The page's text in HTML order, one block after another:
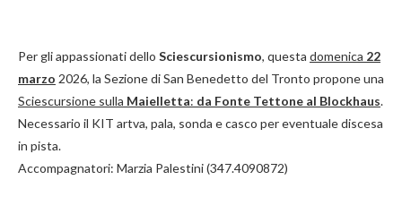
Per gli appassionati dello Sciescursionismo, questa domenica 22
marzo 2026, la Sezione di San Benedetto del Tronto propone una
Sciescursione sulla Maielletta: da Fonte Tettone al Blockhaus.
Necessario il KIT artva, pala, sonda e casco per eventuale discesa
in pista.
Accompagnatori: Marzia Palestini (347.4090872)